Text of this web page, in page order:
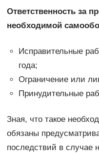
Ответственность за
необходимой
Исправительные
года;
Ограничение или
Принудительные
Зная, что такое
обязаны
последствий в случае